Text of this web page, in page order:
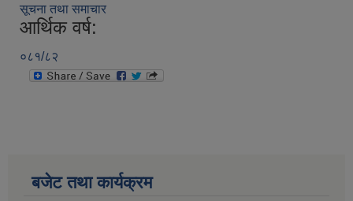
सूचना तथा समाचार
आर्थिक वर्ष:
०८१/८२
बजेट तथा कार्यक्रम